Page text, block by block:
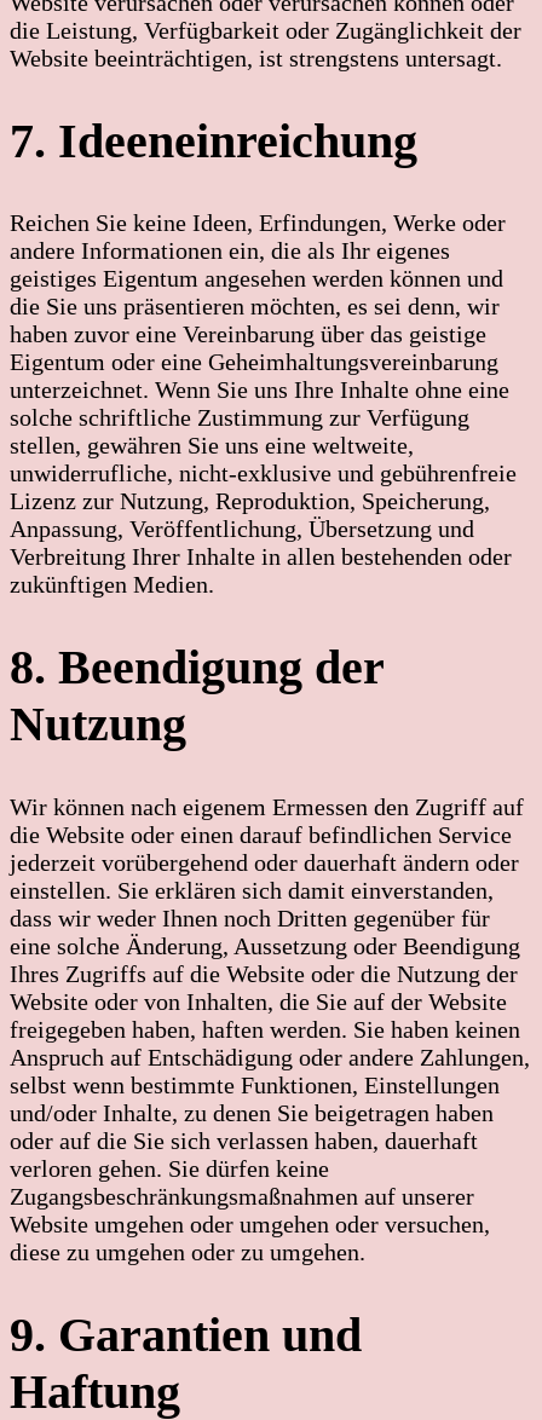
die Leistung, Verfügbarkeit oder Zugänglichkeit der
Website beeinträchtigen, ist strengstens untersagt.
7. Ideeneinreichung
Reichen Sie keine Ideen, Erfindungen, Werke oder
andere Informationen ein, die als Ihr eigenes
geistiges Eigentum angesehen werden können und
die Sie uns präsentieren möchten, es sei denn, wir
haben zuvor eine Vereinbarung über das geistige
Eigentum oder eine Geheimhaltungsvereinbarung
unterzeichnet. Wenn Sie uns Ihre Inhalte ohne eine
solche schriftliche Zustimmung zur Verfügung
stellen, gewähren Sie uns eine weltweite,
unwiderrufliche, nicht-exklusive und gebührenfreie
Lizenz zur Nutzung, Reproduktion, Speicherung,
Anpassung, Veröffentlichung, Übersetzung und
Verbreitung Ihrer Inhalte in allen bestehenden oder
zukünftigen Medien.
8. Beendigung der
Nutzung
Wir können nach eigenem Ermessen den Zugriff auf
die Website oder einen darauf befindlichen Service
jederzeit vorübergehend oder dauerhaft ändern oder
einstellen. Sie erklären sich damit einverstanden,
dass wir weder Ihnen noch Dritten gegenüber für
eine solche Änderung, Aussetzung oder Beendigung
Ihres Zugriffs auf die Website oder die Nutzung der
Website oder von Inhalten, die Sie auf der Website
freigegeben haben, haften werden. Sie haben keinen
Anspruch auf Entschädigung oder andere Zahlungen,
selbst wenn bestimmte Funktionen, Einstellungen
und/oder Inhalte, zu denen Sie beigetragen haben
oder auf die Sie sich verlassen haben, dauerhaft
verloren gehen. Sie dürfen keine
Zugangsbeschränkungsmaßnahmen auf unserer
Website umgehen oder umgehen oder versuchen,
diese zu umgehen oder zu umgehen.
9. Garantien und
Haftung